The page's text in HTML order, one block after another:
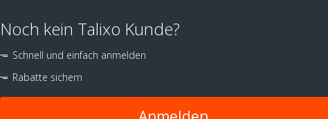
Noch kein Talixo Kunde?
Schnell und einfach anmelden
Rabatte sichern